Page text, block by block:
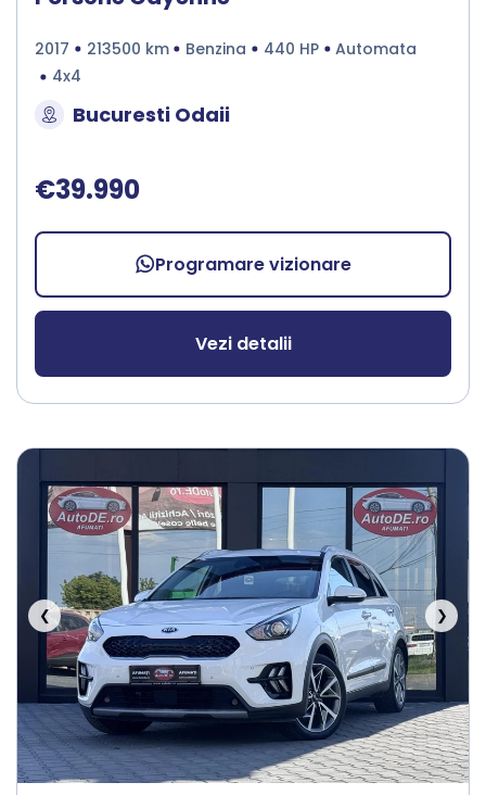
2017 213500 km Benzina 440 HP
Automata
4x4
Bucuresti Odaii
€39.990
Programare vizionare
Vezi detalii
❮ ❯